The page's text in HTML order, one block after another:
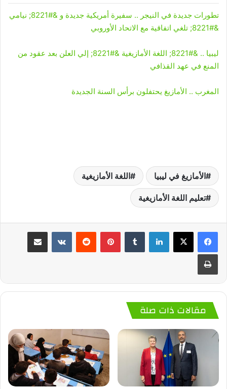
تطورات جديدة في النيجر .. سفيرة أمريكية جديدة و &#8221; نيامي
&#8221; تلغي اتفاقية مع الاتحاد الأوروبي
ليبيا .. &#8221; اللغة الأمازيغية &#8221; إلي العلن بعد عقود من
المنع في عهد القذافي
المغرب .. الأمازيغ يحتفلون برأس السنة الجديدة
الأمازيغ في ليبيا اللغة الأمازيغية
تعليم اللغة الأمازيغية
لينكدإن بينتيريست
مقالات ذات صلة